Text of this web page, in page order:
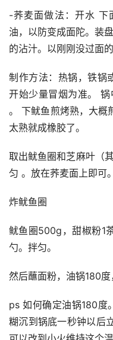
-荞麦面做法：开水 下
油，以防变成面陀。装
的沾汁。以刚刚没过面的
制作方法：热锅，铁锅
开始少量冒烟为准。
。 下鱿鱼煎烤熟，大概
太熟就成橡胶了。
取出鱿鱼圈和芝麻叶（
匀 。放在荞麦面上即可。
炸鱿鱼圈
鱿鱼圈500g，甜椒粉1
勺。拌匀。
然后蘸面粉，油锅180
ps 如何确定油锅180度
糊沉到锅底一秒钟以后